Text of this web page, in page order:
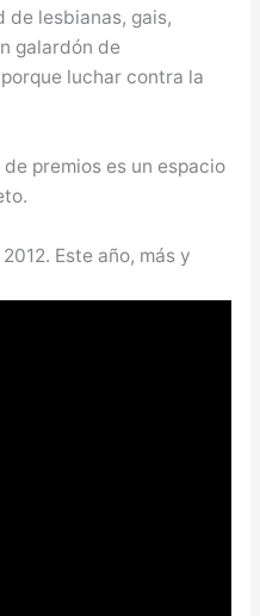
de lesbianas, gais,
galardón de
luchar contra la
premios es un espacio
Este año, más y